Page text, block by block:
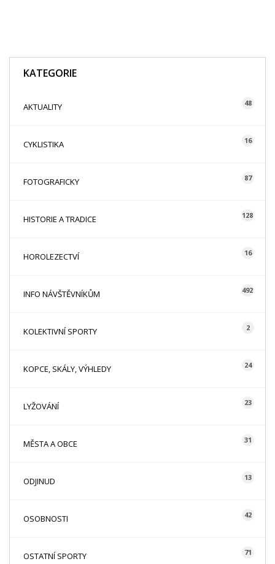
KATEGORIE
AKTUALITY 48
CYKLISTIKA 16
FOTOGRAFICKY 87
HISTORIE A TRADICE 128
HOROLEZECTVÍ 16
INFO NÁVŠTĚVNÍKŮM 492
KOLEKTIVNÍ SPORTY 2
KOPCE, SKÁLY, VÝHLEDY 24
LYŽOVÁNÍ 23
MĚSTA A OBCE 31
ODJINUD 13
OSOBNOSTI 42
OSTATNÍ SPORTY 71